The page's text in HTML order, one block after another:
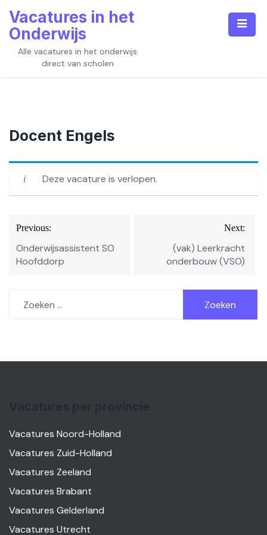
content
Vacatures in het
Onderwijs
Alle vacatures in het onderwijs
direct van scholen
Docent Engels
Deze vacature is verlopen.
Bericht
navigatie
Previous:
Onderwijsassistent SO
Hoofddorp
Next:
(vak) Leerkracht
onderbouw (VSO)
naar:
Vacatures Noord-Holland
Vacatures Zuid-Holland
Vacatures Zeeland
Vacatures Brabant
Vacatures Gelderland
Vacatures Utrecht